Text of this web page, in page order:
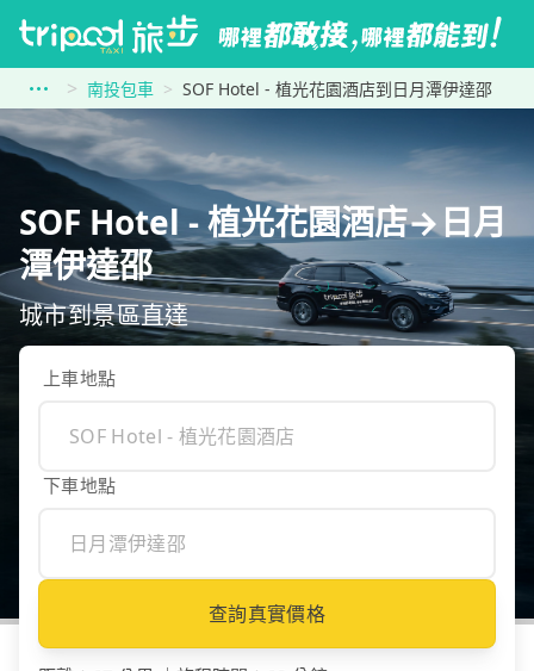
南投包車 SOF Hotel - 植光花園酒店到日月潭伊達邵
SOF Hotel - 植光花園酒店→日月
潭伊達邵
城市到景區直達
上車地點
下車地點
查詢真實價格